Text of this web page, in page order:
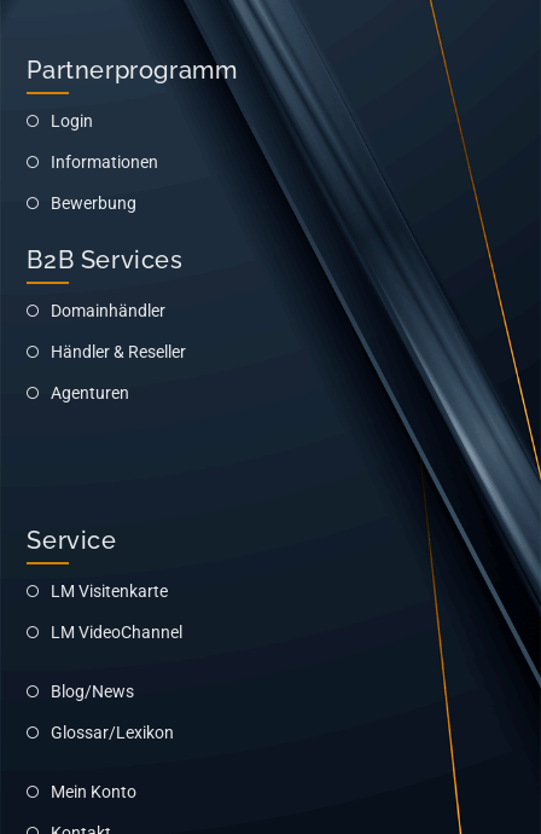
Partnerprogramm
Login
Informationen
Bewerbung
B2B Services
Domainhändler
Händler & Reseller
Agenturen
Service
LM Visitenkarte
LM VideoChannel
Blog/News
Glossar/Lexikon
Mein Konto